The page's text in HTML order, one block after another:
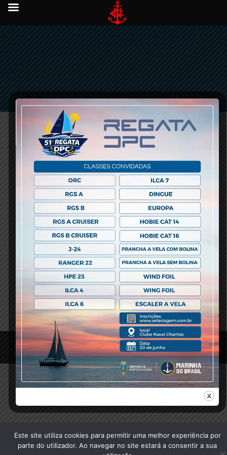
Este evento já passou.
Regata Almirante Tamandaré
08/12/2024
AR – REGATA ALMIRANTE TAMANDARÉ
ADICIONAR AO CALENDÁRIO
Regata 1º Troféu da Vela Feminina 2024 Réveillon 2025
© 2020 Clube Naval Charitas, All Rights Reserved.
Este site utiliza cookies para permitir uma melhor experiência por
parte do utilizador. Ao navegar no site estará a consentir a sua